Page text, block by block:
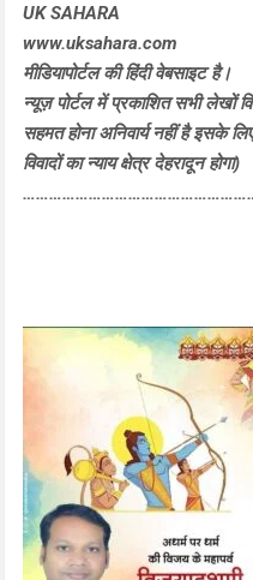
UK SAHARA
www.uksahara.com
मीडियापोर्टल की हिंदी वेबसाइट है।
न्यूज़ पोर्टल में प्रकाशित सभी लेखों
सहमत होना अनिवार्य नहीं है इसके
विवादों का न्याय क्षेत्र देहरादून होगा)